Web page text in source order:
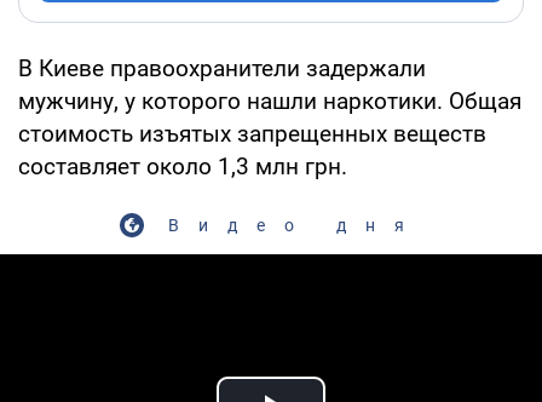
В Киеве правоохранители задержали
мужчину, у которого нашли наркотики. Общая
стоимость изъятых запрещенных веществ
составляет около 1,3 млн грн.
Видео дня